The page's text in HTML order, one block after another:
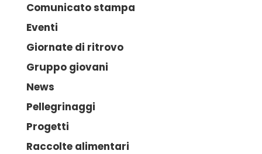
Comunicato stampa
Eventi
Giornate di ritrovo
Gruppo giovani
News
Pellegrinaggi
Progetti
Raccolte alimentari